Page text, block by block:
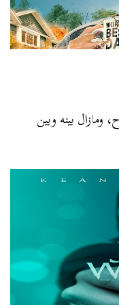
ومازال بينه وبين